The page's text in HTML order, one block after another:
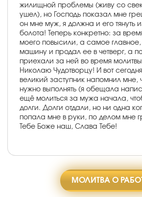
жилищной проблемы (живу со
ушел), но Господь показал мне
он мне муж, я должна и его тянуть
болота! Теперь конкретно: за
моего повысили, а самое главное,
машину и продал ее в четверг, а
приехали за ней во время
Николаю Чудотворцу! И вот
великий заступник напомнил мне,
нужно выполнять (я обещала
ещё молиться за мужа начала,
долги. Долги отдали, но ни одна
попала мне в руки, по делом мне
Тебе Боже наш, Слава Тебе!
МОЛИТВА О